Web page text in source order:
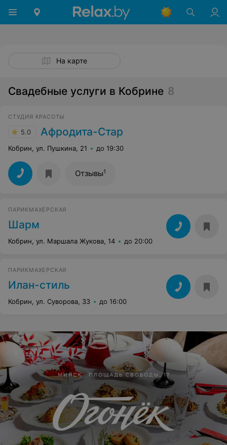
На карте
Свадебные услуги в Кобрине 8
СТУДИЯ КРАСОТЫ
5.0 Афродита-Стар
Кобрин, ул. Пушкина, 21 до 19:30
Отзывы1
ПАРИКМАХЕРСКАЯ
Шарм
Кобрин, ул. Маршала Жукова, 14 до 20:00
ПАРИКМАХЕРСКАЯ
Илан-стиль
Кобрин, ул. Суворова, 33 до 16:00